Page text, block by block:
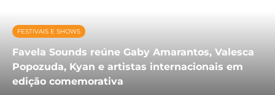
FESTIVAIS E SHOWS
Favela Sounds reúne Gaby Amarantos, Valesca
Popozuda, Kyan e artistas internacionais em
edição comemorativa